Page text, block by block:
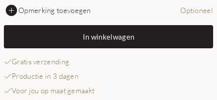
Opmerking toevoegen Optioneel
In winkelwagen
Gratis verzending
Productie in 3 dagen
Voor jou op maat gemaakt